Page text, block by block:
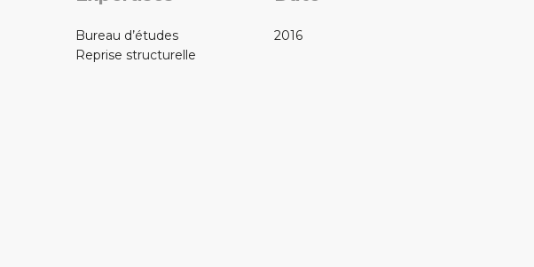
Bureau d’études
Reprise structurelle
2016